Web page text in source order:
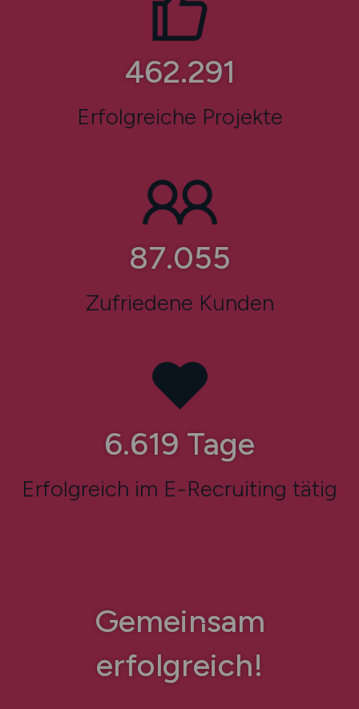
524.690
Erfolgreiche Projekte
98.928
Zufriedene Kunden
7.521 Tage
Erfolgreich im E-Recruiting tätig
Gemeinsam
erfolgreich!